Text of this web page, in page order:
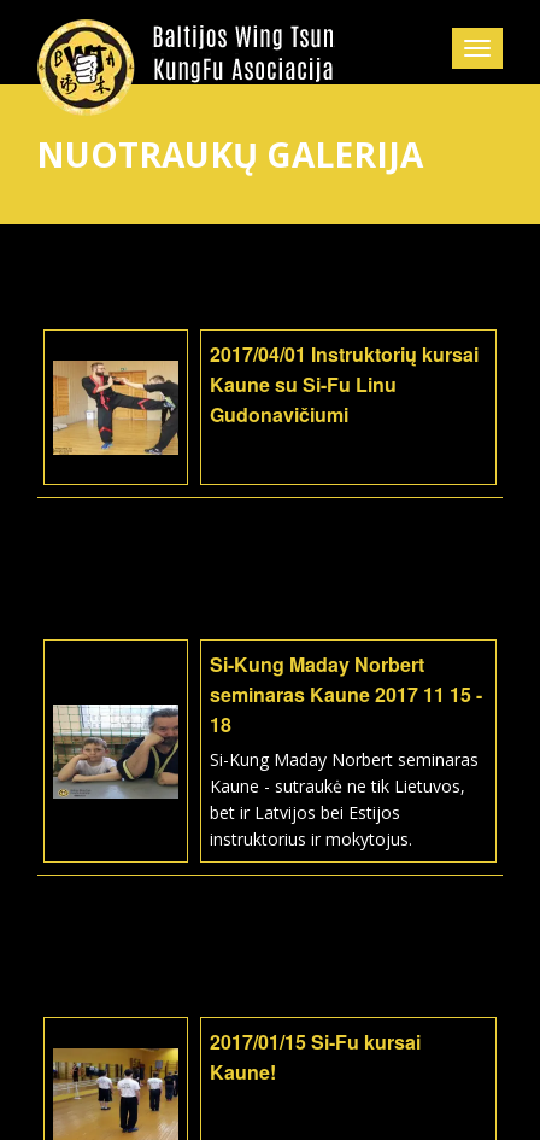
NUOTRAUKŲ GALERIJA
2017/04/01 Instruktorių kursai
Kaune su Si-Fu Linu
Gudonavičiumi
Si-Kung Maday Norbert
seminaras Kaune 2017 11 15 -
18
Si-Kung Maday Norbert seminaras
Kaune - sutraukė ne tik Lietuvos,
bet ir Latvijos bei Estijos
instruktorius ir mokytojus.
2017/01/15 Si-Fu kursai
Kaune!